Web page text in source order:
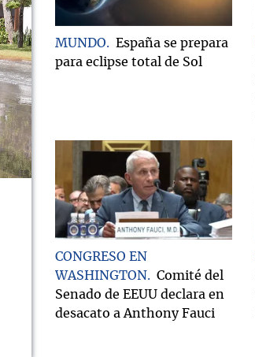
MUNDO
España se prepara
para eclipse total de Sol
CONGRESO EN
WASHINGTON
Comité del
Senado de EEUU declara en
desacato a Anthony Fauci